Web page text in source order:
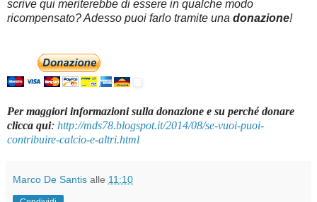
scrive qui meriterebbe di essere in qualche modo
ricompensato? Adesso puoi farlo tramite una donazione!
Per maggiori informazioni sulla donazione e su perché donare
clicca qui: http://mds78.blogspot.it/2014/08/se-vuoi-puoi-
contribuire-calcio-e-altri.html
Marco De Santis alle 11:10